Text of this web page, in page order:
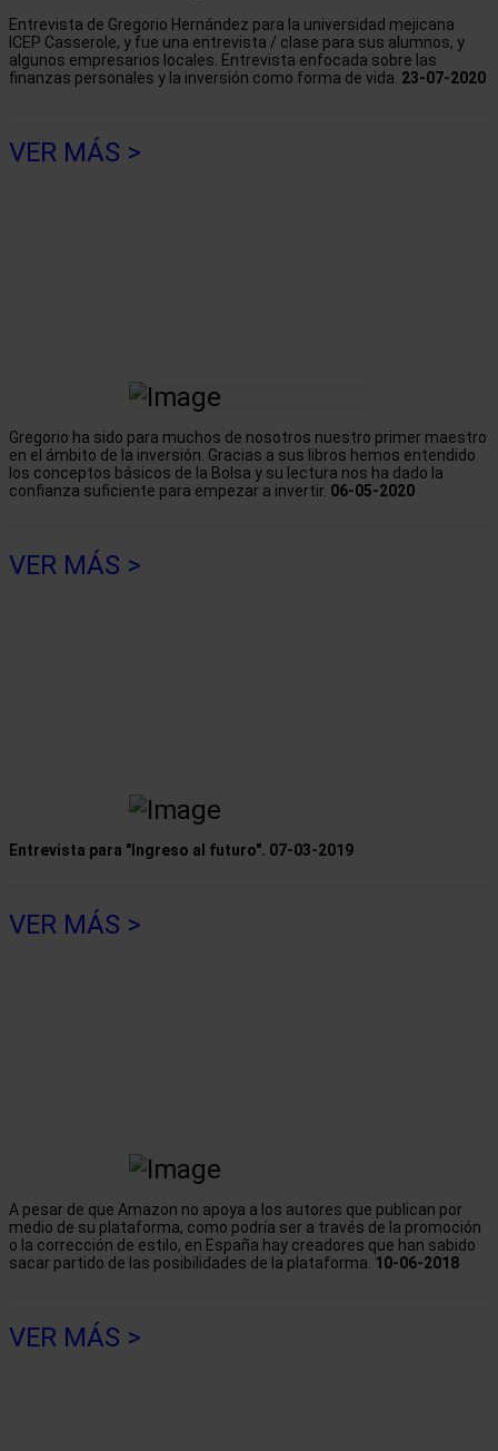
Entrevista de Gregorio Hernández para la universidad mejicana
ICEP Casserole, y fue una entrevista / clase para sus alumnos, y
algunos empresarios locales. Entrevista enfocada sobre las
finanzas personales y la inversión como forma de vida. 23-07-2020
VER MÁS >
Gregorio ha sido para muchos de nosotros nuestro primer maestro
en el ámbito de la inversión. Gracias a sus libros hemos entendido
los conceptos básicos de la Bolsa y su lectura nos ha dado la
confianza suficiente para empezar a invertir. 06-05-2020
VER MÁS >
Entrevista para "Ingreso al futuro". 07-03-2019
VER MÁS >
A pesar de que Amazon no apoya a los autores que publican por
medio de su plataforma, como podría ser a través de la promoción
o la corrección de estilo, en España hay creadores que han sabido
sacar partido de las posibilidades de la plataforma. 10-06-2018
VER MÁS >